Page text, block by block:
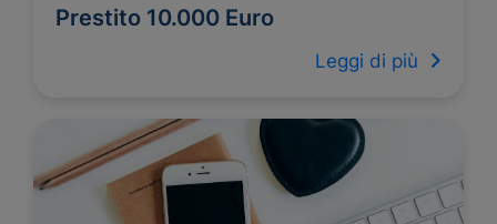
Prestito 10.000 Euro
Leggi di più